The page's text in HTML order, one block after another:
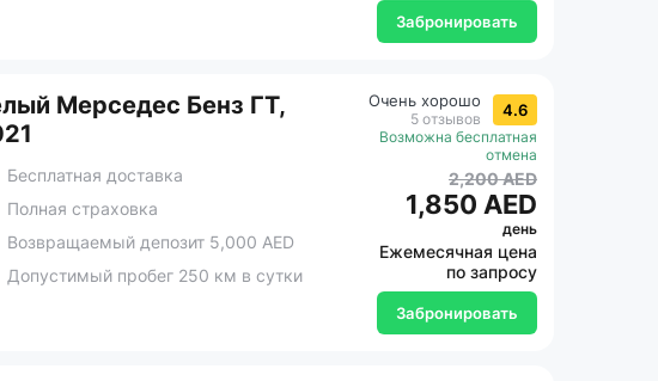
Забронировать
Мерседес Бенз ГТ,
Бесплатная доставка
Полная страховка
Возвращаемый депозит 5,000 AED
Допустимый пробег 250 км в сутки
Очень хорошо
5 отзывов 4.6
Возможна бесплатная
отмена
2,200 AED
1,850 AED
день
Ежемесячная цена
по запросу
Забронировать